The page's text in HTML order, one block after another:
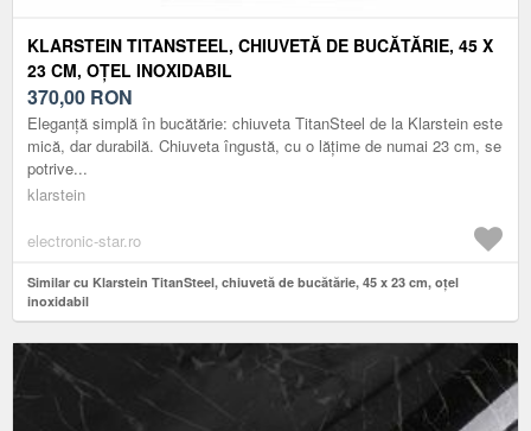
KLARSTEIN TITANSTEEL, CHIUVETĂ DE BUCĂTĂRIE, 45 X
23 CM, OȚEL INOXIDABIL
370,00 RON
Eleganță simplă în bucătărie: chiuveta TitanSteel de la Klarstein este
mică, dar durabilă. Chiuveta îngustă, cu o lățime de numai 23 cm, se
potrive...
klarstein
electronic-star.ro
Similar cu Klarstein TitanSteel, chiuvetă de bucătărie, 45 x 23 cm, oțel
inoxidabil